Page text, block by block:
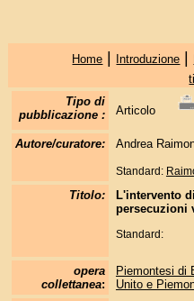
Home | Introduzione |
Tipo di
pubblicazione :
Articolo
Autore/curatore:
Andrea
Standard:
Titolo:
L'intervento
persecuzioni
Standard:
opera
collettanea:
Piemontesi di
Unito e